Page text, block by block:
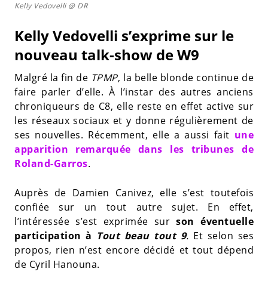
Kelly Vedovelli @ DR
Kelly Vedovelli s’exprime sur le
nouveau talk-show de W9
Malgré la fin de TPMP, la belle blonde continue de
faire parler d’elle. À l’instar des autres anciens
chroniqueurs de C8, elle reste en effet active sur
les réseaux sociaux et y donne régulièrement de
ses nouvelles. Récemment, elle a aussi fait une
apparition remarquée dans les tribunes de
Roland-Garros.
Auprès de Damien Canivez, elle s’est toutefois
confiée sur un tout autre sujet. En effet,
l’intéressée s’est exprimée surson éventuelle
participation à Tout beau tout 9. Et selon ses
propos, rien n’est encore décidé et tout dépend
de Cyril Hanouna.